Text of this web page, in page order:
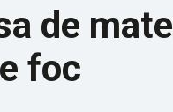
de
foc